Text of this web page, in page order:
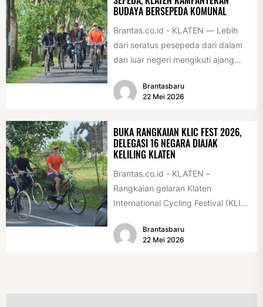
BUDAYA BERSEPEDA KOMUNAL
Brantas.co.id - KLATEN — Lebih
dari seratus pesepeda dari dalam
dan luar negeri mengikuti ajang
Association Rally...
Brantasbaru
22 Mei 2026
BUKA RANGKAIAN KLIC FEST 2026,
DELEGASI 16 NEGARA DIAJAK
KELILING KLATEN
Brantas.co.id - KLATEN –
Rangkaian gelaran Klaten
International Cycling Festival (KLIC
(17/5/2026). Rangkaian kegiatan
dibuka...
Brantasbaru
22 Mei 2026